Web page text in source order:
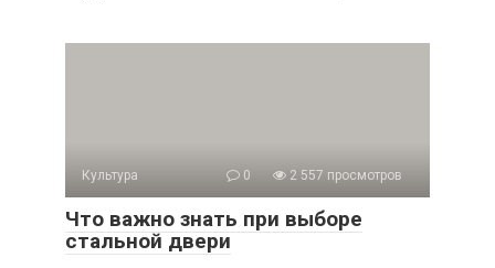
Культура 0 2 557 просмотров
Что важно знать при выборе
стальной двери